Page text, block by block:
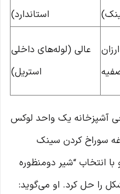
استاندارد)
عالی (لوله‌های داخلی
استریل)
آشپزخانه یک واحد لوکس
سوراخ کردن سینک
انتخاب “شیر دومنظوره
را حل کرد. او می‌گوید: